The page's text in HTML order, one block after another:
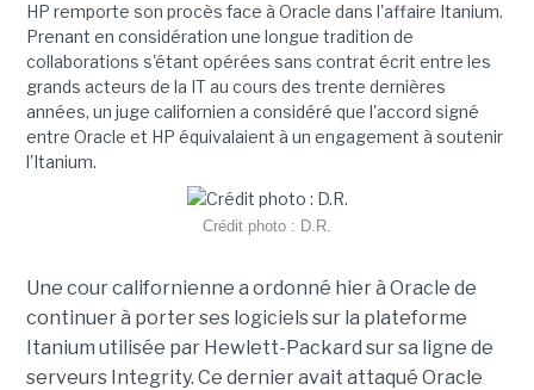
HP remporte son procès face à Oracle dans l'affaire Itanium.
Prenant en considération une longue tradition de
collaborations s'étant opérées sans contrat écrit entre les
grands acteurs de la IT au cours des trente dernières
années, un juge californien a considéré que l'accord signé
entre Oracle et HP équivalaient à un engagement à soutenir
l'Itanium.
Crédit photo : D.R.
Une cour californienne a ordonné hier à Oracle de
continuer à porter ses logiciels sur la plateforme
Itanium utilisée par Hewlett-Packard sur sa ligne de
serveurs Integrity. Ce dernier avait attaqué Oracle